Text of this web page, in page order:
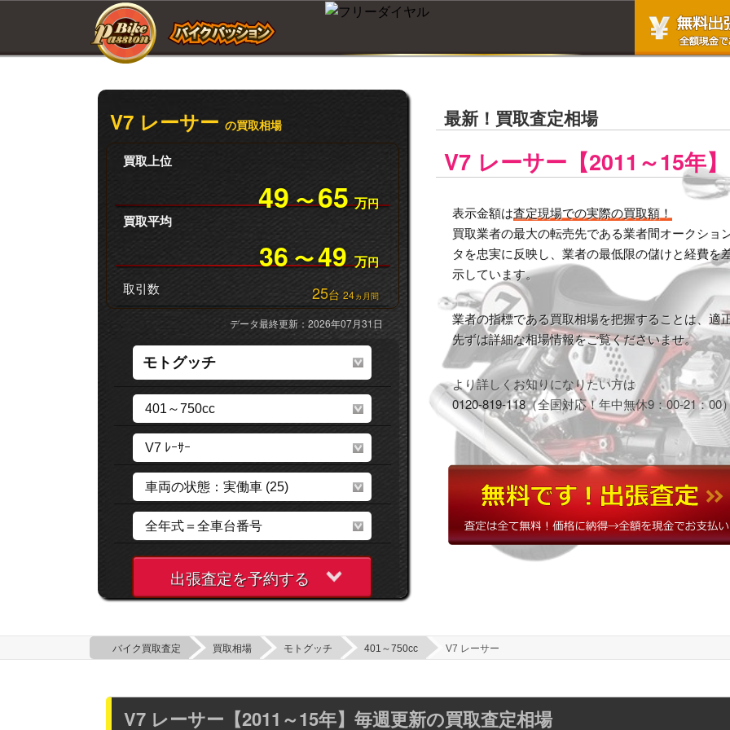
最新！買取査定相場
V7 レーサー【2011～15年】
表示金額は査定現場での実際の買取額！
買取業者の最大の転売先である業者間オークショ
タを忠実に反映し、業者の最低限の儲けと経費を
示しています。
業者の指標である買取相場を把握することは、適
先ずは詳細な相場情報をご覧くださいませ。
より詳しくお知りになりたい方は
0120-819-118（全国対応！年中無休9：00-21：00
V7 レーサー の買取相場
買取上位
49 〜65 万円
買取平均
36 〜49 万円
取引数 25台 24ヵ月間
データ最終更新：2026年07月31日
出張査定を予約する
バイク買取査定 買取相場 モトグッチ 401～750cc V7 レーサー
V7 レーサー【2011～15年】毎週更新の買取査定相場